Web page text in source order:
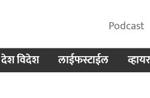
Podcast
देश विदेश लाईफस्टाईल